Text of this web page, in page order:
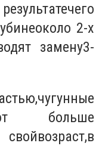
чего
около 2-х
замену3-
,чугунные
больше
возраст,в